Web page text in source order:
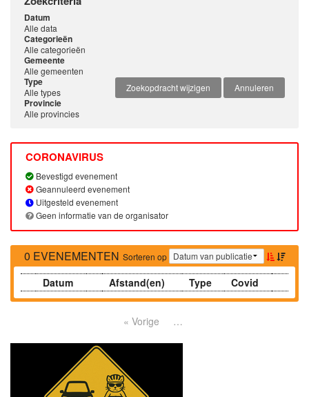
Datum
Alle data
Categorieën
Alle categorieën
Gemeente
Alle gemeenten
Zoekopdracht wijzigen
Annuleren
Type
Alle types
Provincie
Alle provincies
CORONAVIRUS
Bevestigd evenement
Geannuleerd evenement
Uitgesteld evenement
Geen informatie van de organisator
Sorteren op
0 EVENEMENTEN
Datum Afstand(en) Type Covid
« Vorige …